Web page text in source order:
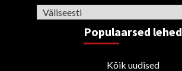
Rubriigid
Populaarsed lehed
Kõik uudised